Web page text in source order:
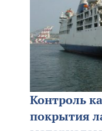
Контроль
покрытия